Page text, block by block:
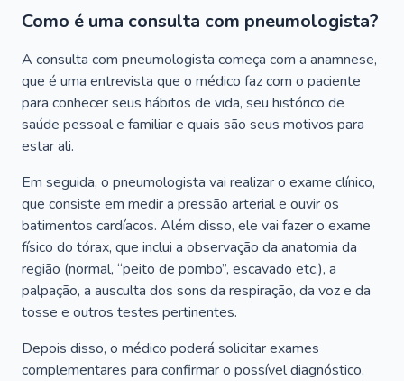
Como é uma consulta com pneumologista?
A consulta com pneumologista começa com a anamnese,
que é uma entrevista que o médico faz com o paciente
para conhecer seus hábitos de vida, seu histórico de
saúde pessoal e familiar e quais são seus motivos para
estar ali.
Em seguida, o pneumologista vai realizar o exame clínico,
que consiste em medir a pressão arterial e ouvir os
batimentos cardíacos. Além disso, ele vai fazer o exame
físico do tórax, que inclui a observação da anatomia da
região (normal, “peito de pombo”, escavado etc.), a
palpação, a ausculta dos sons da respiração, da voz e da
tosse e outros testes pertinentes.
Depois disso, o médico poderá solicitar exames
complementares para confirmar o possível diagnóstico,